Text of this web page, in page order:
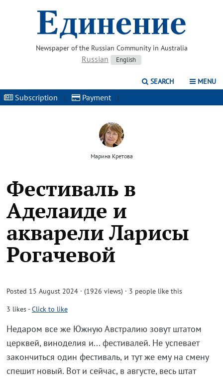
Newspaper of the Russian Community in Australia
Russian English
SEARCH MENU
Subscription | Payment |
Марина Кретова
Фестиваль в
Аделаиде и
акварели Ларисы
Рогачевой
Posted 15 August 2024 · (1926 views) · 3 people like this
3 likes-Click to like
Недаром все же Южную Австралию зовут штатом
церквей, виноделия и... фестивалей. Не успевает
закончиться один фестиваль, и тут же ему на смену
спешит новый. Вот и сейчас, в августе, весь штат